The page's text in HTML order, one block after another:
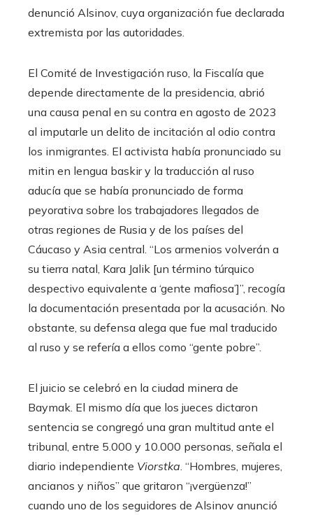
denunció Alsinov, cuya organización fue declarada
extremista por las autoridades.
El Comité de Investigación ruso, la Fiscalía que
depende directamente de la presidencia, abrió
una causa penal en su contra en agosto de 2023
al imputarle un delito de incitación al odio contra
los inmigrantes. El activista había pronunciado su
mitin en lengua baskir y la traducción al ruso
aducía que se había pronunciado de forma
peyorativa sobre los trabajadores llegados de
otras regiones de Rusia y de los países del
Cáucaso y Asia central. “Los armenios volverán a
su tierra natal, Kara Jalik [un término túrquico
despectivo equivalente a ‘gente mafiosa’]”, recogía
la documentación presentada por la acusación. No
obstante, su defensa alega que fue mal traducido
al ruso y se refería a ellos como “gente pobre”.
El juicio se celebró en la ciudad minera de
Baymak. El mismo día que los jueces dictaron
sentencia se congregó una gran multitud ante el
tribunal, entre 5.000 y 10.000 personas, señala el
diario independiente Viorstka . “Hombres, mujeres,
ancianos y niños” que gritaron “¡vergüenza!”
cuando uno de los seguidores de Alsinov anunció